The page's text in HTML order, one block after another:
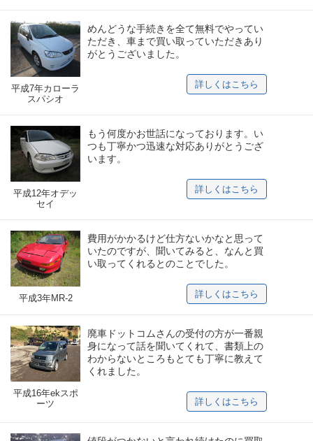
平成7年カローラ
スパシオ
めんどうな手続きを全て無料でやってい
ただき、車まで買い取っていただきあり
がとうございました。
詳しくはこちら
平成12年オデッ
セイ
もう何度かお世話になっております。い
つも丁寧かつ迅速な対応ありがとうござ
います。
詳しくはこちら
平成3年MR-2
費用がかかるけど仕方ないかなと思って
いたのですが、聞いてみると、なんと買
い取ってくれるとのことでした。
詳しくはこちら
平成16年ekスポ
ーツ
廃車ドットコムさんの受付の方が一番親
身になって話を聞いてくれて、書類上の
わからないところもとても丁寧に教えて
くれました。
詳しくはこちら